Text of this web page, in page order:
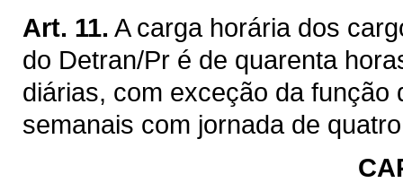
Art. 11. A carga horária dos
do Detran/Pr é de quarenta
diárias, com exceção da
semanais com jornada de